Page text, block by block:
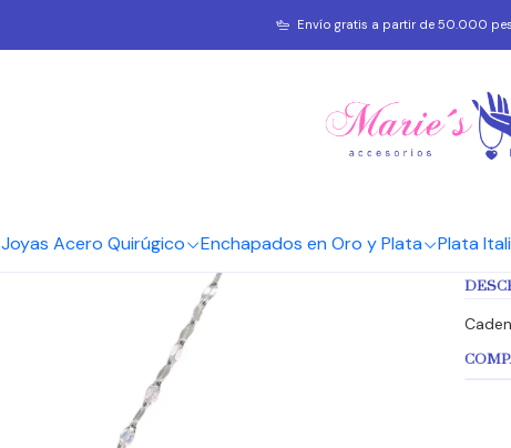
Joyas Acero Quirúgico Enchapados en Oro y Plata Plata
Envío gratis a partir de 50.000
Joyas Acero Quirúgico Cadenas Acero Quirúgico